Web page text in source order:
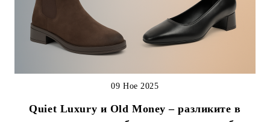
Quiet Luxury и Old Money – разликите в
09 Ное 2025